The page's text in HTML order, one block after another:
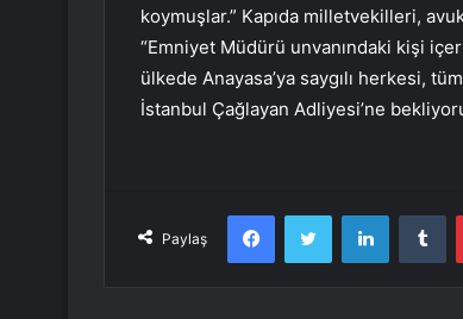
koymuşlar.” Kapıda milletvekilleri,
“Emniyet Müdürü unvanındaki kişi
ülkede Anayasa’ya saygılı herkesi,
İstanbul Çağlayan Adliyesi’ne
Paylaş
FacebookTwitter LinkedIn